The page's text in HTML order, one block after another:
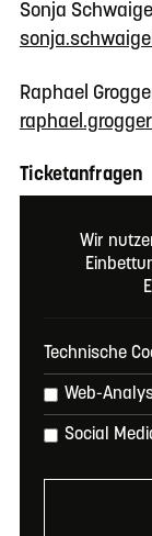
Sonja
Raphael
Ticketanfragen
Online
E-Mail
Tiroler
Wir
Technische
Web-
Social